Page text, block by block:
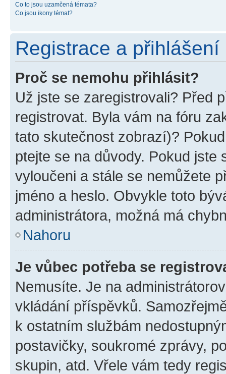
Co to jsou uzamčená témata?
Co jsou ikony témat?
Registrace a přihlášení
Proč se nemohu přihlásit?
Už jste se zaregistrovali? Před
registrovat. Byla vám na fóru
tato skutečnost zobrazí)?
ptejte se na důvody. Pokud jste
vyloučeni a stále se nemůžete
jméno a heslo. Obvykle toto
administrátora, možná má
Nahoru
Je vůbec potřeba se
Nemusíte. Je na
vkládání příspěvků.
k ostatním službám
postavičky, soukromé zprávy,
skupin, atd. Vřele vám tedy